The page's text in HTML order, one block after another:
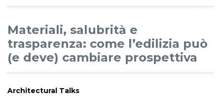
Materiali, salubrità e
trasparenza: come l’edilizia può
(e deve) cambiare prospettiva
Architectural Talks